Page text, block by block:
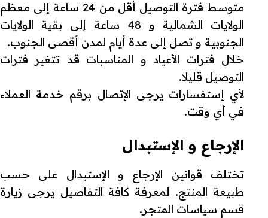
متوسط فترة التوصيل أقل من 24 ساعة إلى معظم
الولايات الشمالية و 48 ساعة إلى بقية الولايات
الجنوبية و تصل إلى عدة أيام لمدن أقصى الجنوب.
خلال فترات الأعياد و المناسبات قد تتغير فترات
التوصيل قليلا.
لأي إستفسارات يرجى الإتصال برقم خدمة العملاء
في أي وقت.
الإرجاع و الإستبدال
تختلف قوانين الإرجاع و الإستبدال على حسب
طبيعة المنتج. لمعرفة كافة التفاصيل يرجى زيارة
قسم سياسات المتجر.